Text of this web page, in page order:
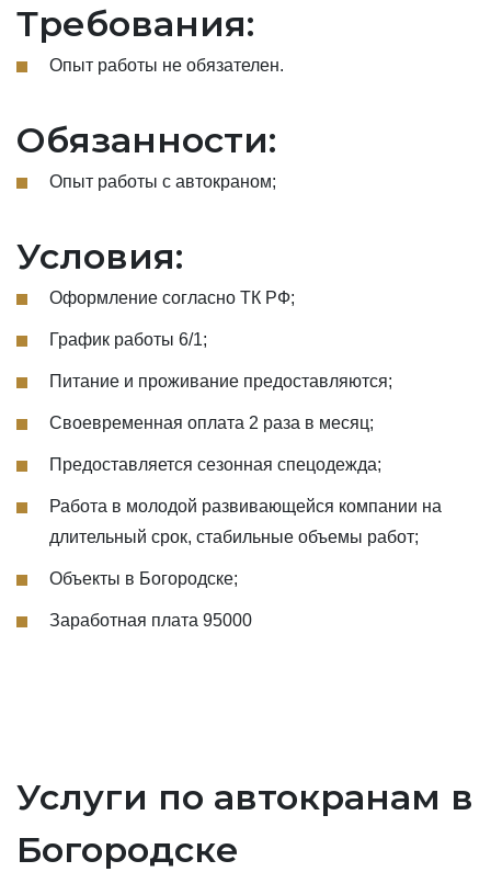
Требования:
Опыт работы не обязателен.
Обязанности:
Опыт работы с автокраном;
Условия:
Оформление согласно ТК РФ;
График работы 6/1;
Питание и проживание предоставляются;
Своевременная оплата 2 раза в месяц;
Предоставляется сезонная спецодежда;
Работа в молодой развивающейся компании на
длительный срок, стабильные объемы работ;
Объекты в Богородске;
Заработная плата 95000
Услуги по автокранам в
Богородске